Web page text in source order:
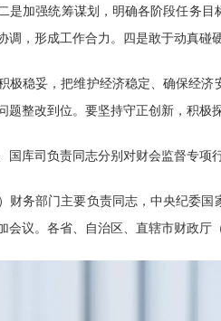
是加强统筹谋划，明确各阶段任务
调，形成工作合力。四是敢于动真碰
极稳妥，把维护经济稳定、确保经
题整改到位。要坚持守正创新，积极
国库司负责同志分别对财会监督专项
财务部门主要负责同志，中央纪委
会议。各省、自治区、直辖市财政厅